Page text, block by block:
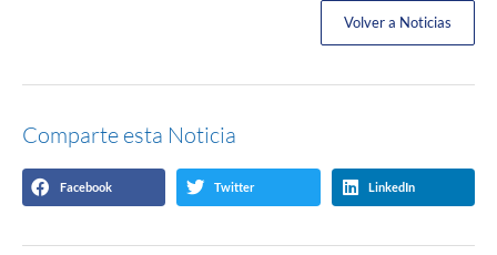
Volver a Noticias
Comparte esta Noticia
Facebook Twitter LinkedIn